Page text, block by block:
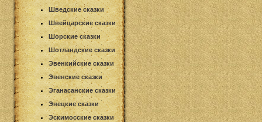
Шведские сказки
Швейцарские сказки
Шорские сказки
Шотландские сказки
Эвенкийские сказки
Эвенские сказки
Эганасанские сказки
Энецкие сказки
Эскимосские сказки